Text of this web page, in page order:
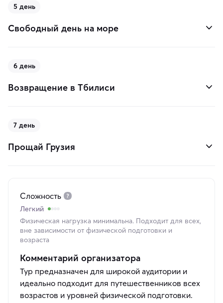
5 день
Свободный день на море
6 день
Возвращение в Тбилиси
7 день
Прощай Грузия
Сложность
Легкий
Физическая нагрузка минимальна. Подходит для всех,
вне зависимости от физической подготовки и
возраста
Комментарий организатора
Тур предназначен для широкой аудитории и
идеально подходит для путешественников всех
возрастов и уровней физической подготовки.